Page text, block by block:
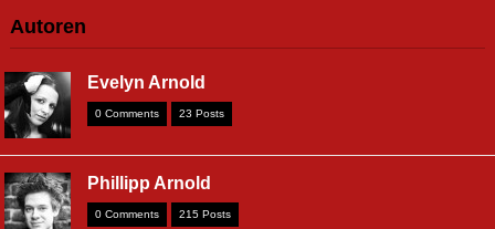
Autoren
Evelyn Arnold
0 Comments 23 Posts
Phillipp Arnold
0 Comments 215 Posts